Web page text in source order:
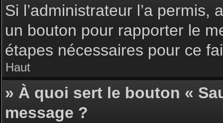
Si l’administrateur l’a
un bouton pour rapporter le
étapes nécessaires pour ce
Haut
» À quoi sert le bouton «
message ?